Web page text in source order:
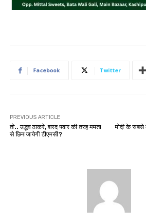
Facebook Twitter
PREVIOUS ARTICLE
तो.. उद्धव ठाकरे, शरद पवार की तरह ममता
से छिन जायेगी टीएमसी?
मोदी के सबसे